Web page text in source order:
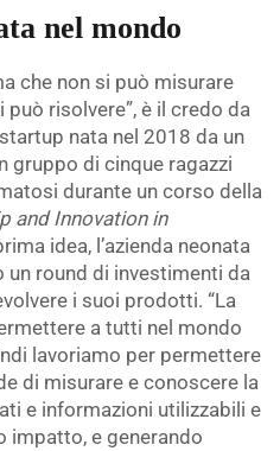
nel mondo
che non si può misurare
risolvere”, è il credo da
nata nel 2018 da un
gruppo di cinque ragazzi
durante un corso della
and Innovation in
idea, l’azienda neonata
un round di investimenti da
i suoi prodotti. “La
a tutti nel mondo
lavoriamo per permettere
di misurare e conoscere la
e informazioni utilizzabili e
impatto, e generando